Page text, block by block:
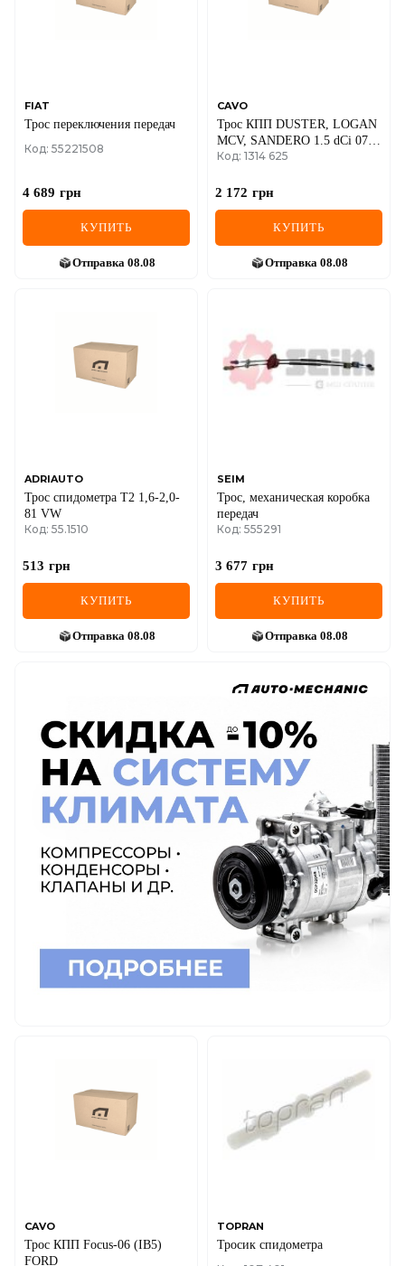
FIAT
Трос переключения передач
Код: 55221508
4 689 грн
КУПИТЬ
Отправка 08.08
CAVO
Трос КПП DUSTER, LOGAN
MCV, SANDERO 1.5 dCi 07-
DACIA
Код: 1314 625
2 172 грн
КУПИТЬ
Отправка 08.08
ADRIAUTO
Трос спидометра T2 1,6-2,0-
81 VW
Код: 55.1510
513 грн
КУПИТЬ
Отправка 08.08
SEIM
Трос, механическая коробка
передач
Код: 555291
3 677 грн
КУПИТЬ
Отправка 08.08
CAVO
Трос КПП Focus-06 (IB5)
FORD
TOPRAN
Тросик спидометра